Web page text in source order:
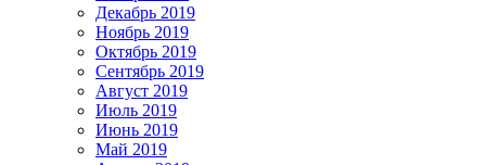
Декабрь 2019
Ноябрь 2019
Октябрь 2019
Сентябрь 2019
Август 2019
Июль 2019
Июнь 2019
Май 2019